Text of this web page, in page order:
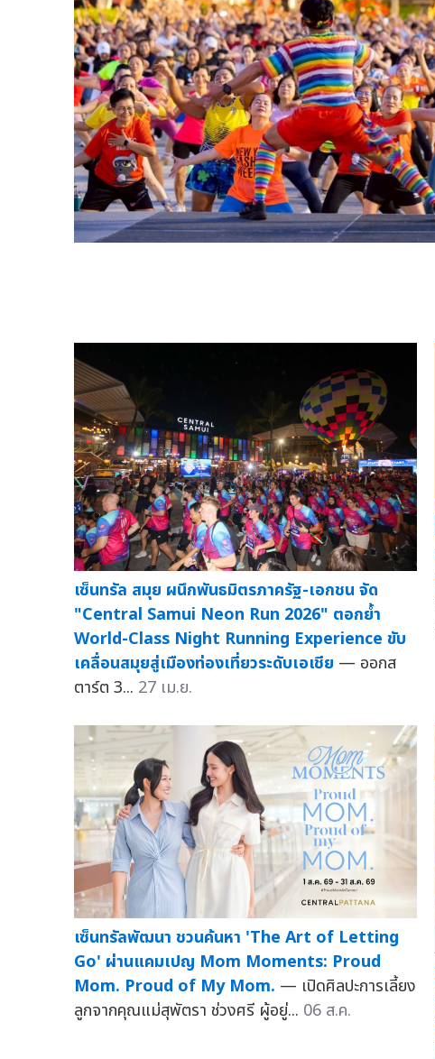
เซ็นทรัล สมุย ผนึกพันธมิตรภาครัฐ-เอกชน จัด
"Central Samui Neon Run 2026" ตอกย้ำ
World-Class Night Running Experience ขับ
เคลื่อนสมุยสู่เมืองท่องเที่ยวระดับเอเชีย — ออกส
ตาร์ต 3... 27 เม.ย.
เซ็นทรัลพัฒนา ชวนค้นหา 'The Art of Letting
Go' ผ่านแคมเปญ Mom Moments: Proud
Mom. Proud of My Mom. — เปิดศิลปะการเลี้ยง
ลูกจากคุณแม่สุพัตรา ช่วงศรี ผู้อยู่... 06 ส.ค.